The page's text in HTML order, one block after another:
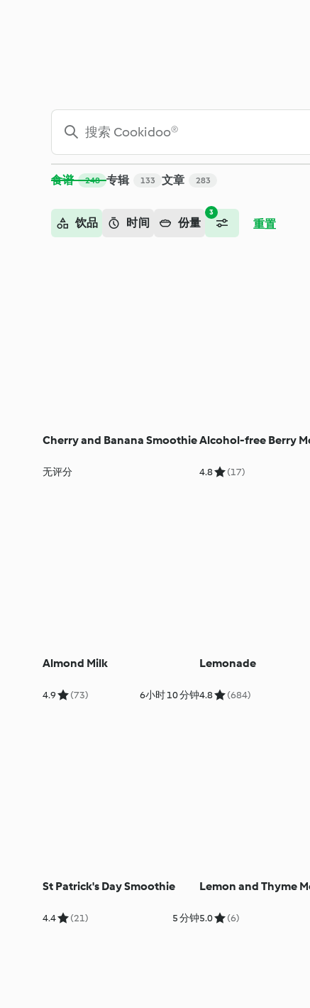
食谱 248 专辑 133 文章 283
3
饮品 时间 份量 重置
Cherry and Banana Smoothie
无评分
Alcohol-free Berry
4.8 (17)
Almond Milk
4.9 (73) 6小时 10 分钟
Lemonade
4.8 (684)
St Patrick's Day Smoothie
4.4 (21) 5 分钟
Lemon and Thyme
5.0 (6)